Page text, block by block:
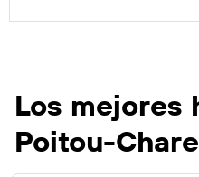
Los mejores
Poitou-